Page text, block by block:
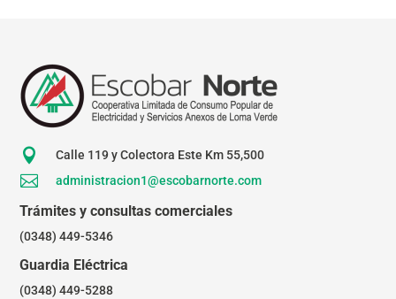
 Calle 119 y Colectora Este Km 55,500
 administracion1@escobarnorte.com
Trámites y consultas comerciales
(0348) 449-5346
Guardia Eléctrica
(0348) 449-5288